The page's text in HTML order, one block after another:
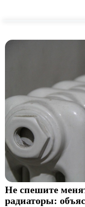
Не спешите
радиаторы: